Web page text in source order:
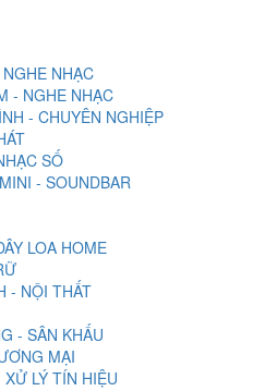
NHẠC
- NGHE NHẠC
- CHUYÊN NGHIỆP
SỐ
- SOUNDBAR
LOA HOME
- NỘI THẤT
- SÂN KHẤU
MẠI
LÝ TÍN HIỆU